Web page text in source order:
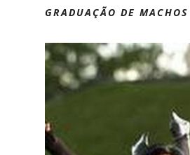
GRADUAÇÃO DE MACHOS